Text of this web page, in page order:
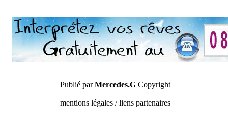
Publié parMercedes.GCopyright
mentions légales / liens partenaires